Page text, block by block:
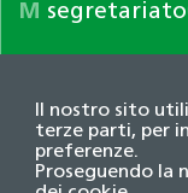
Il nostro sito
terze parti, per
preferenze.
Proseguendo la
M